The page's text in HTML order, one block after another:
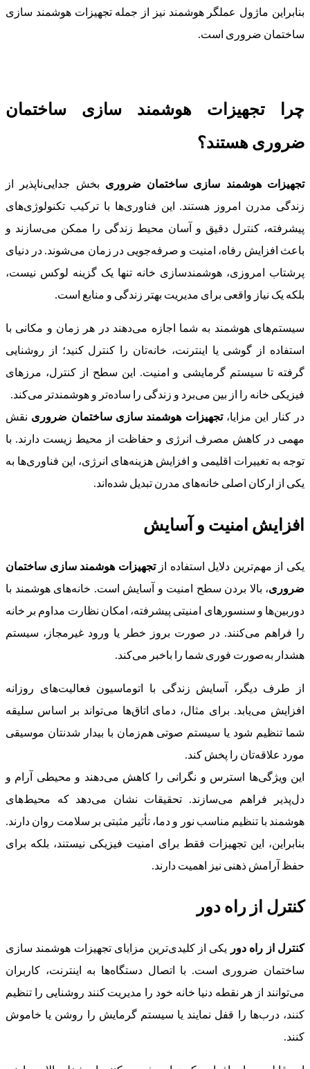
بنابراین ماژول عملگر هوشمند نیز از جمله تجهیزات هوشمند سازی
ساختمان ضروری است.
چرا تجهیزات هوشمند سازی ساختمان
ضروری هستند؟
تجهیزات هوشمند سازی ساختمان ضروری بخش جدایی‌ناپذیر از
زندگی مدرن امروز هستند. این فناوری‌ها با ترکیب تکنولوژی‌های
پیشرفته، کنترل دقیق و آسان محیط زندگی را ممکن می‌سازند و
باعث افزایش رفاه، امنیت و صرفه‌جویی در زمان می‌شوند. در دنیای
پرشتاب امروزی، هوشمندسازی خانه تنها یک گزینه لوکس نیست،
بلکه یک نیاز واقعی برای مدیریت بهتر زندگی و منابع است.
سیستم‌های هوشمند به شما اجازه می‌دهند در هر زمان و مکانی با
استفاده از گوشی یا اینترنت، خانه‌تان را کنترل کنید؛ از روشنایی
گرفته تا سیستم گرمایشی و امنیت. این سطح از کنترل، مرزهای
فیزیکی خانه را از بین می‌برد و زندگی را ساده‌تر و هوشمندتر می‌کند.
در کنار این مزایا،تجهیزات هوشمند سازی ساختمان ضروری نقش
مهمی در کاهش مصرف انرژی و حفاظت از محیط زیست دارند. با
توجه به تغییرات اقلیمی و افزایش هزینه‌های انرژی، این فناوری‌ها به
یکی از ارکان اصلی خانه‌های مدرن تبدیل شده‌اند.
افزایش امنیت و آسایش
یکی از مهم‌ترین دلایل استفاده ازتجهیزات هوشمند سازی ساختمان
ضروری، بالا بردن سطح امنیت و آسایش است. خانه‌های هوشمند با
دوربین‌ها و سنسورهای امنیتی پیشرفته، امکان نظارت مداوم بر خانه
را فراهم می‌کنند. در صورت بروز خطر یا ورود غیرمجاز، سیستم
هشدار به‌صورت فوری شما را باخبر می‌کند.
از طرف دیگر، آسایش زندگی با اتوماسیون فعالیت‌های روزانه
افزایش می‌یابد. برای مثال، دمای اتاق‌ها می‌تواند بر اساس سلیقه
شما تنظیم شود یا سیستم صوتی هم‌زمان با بیدار شدنتان موسیقی
مورد علاقه‌تان را پخش کند.
این ویژگی‌ها استرس و نگرانی را کاهش می‌دهند و محیطی آرام و
دل‌پذیر فراهم می‌سازند. تحقیقات نشان می‌دهد که محیط‌های
هوشمند با تنظیم مناسب نور و دما، تأثیر مثبتی بر سلامت روان دارند.
بنابراین، این تجهیزات فقط برای امنیت فیزیکی نیستند، بلکه برای
حفظ آرامش ذهنی نیز اهمیت دارند.
کنترل از راه دور
کنترل از راه دور
یکی از کلیدی‌ترین مزایای تجهیزات هوشمند سازی
ساختمان ضروری است. با اتصال دستگاه‌ها به اینترنت، کاربران
می‌توانند از هر نقطه دنیا خانه خود را مدیریت کنند روشنایی را تنظیم
کنند، درب‌ها را قفل نمایند یا سیستم گرمایش را روشن یا خاموش
کنند.